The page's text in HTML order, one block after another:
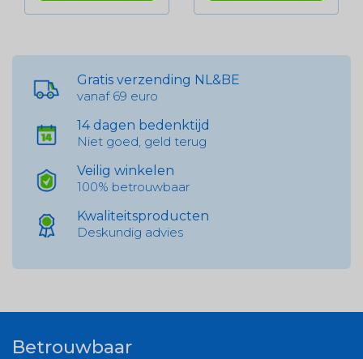
Gratis verzending NL&BE
vanaf 69 euro
14 dagen bedenktijd
Niet goed, geld terug
Veilig winkelen
100% betrouwbaar
Kwaliteitsproducten
Deskundig advies
Betrouwbaar